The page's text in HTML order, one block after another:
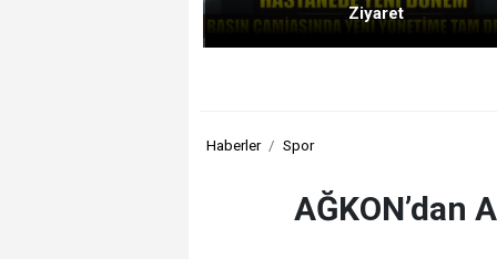
Ziyaret
Haberler Spor
AĞKON’dan